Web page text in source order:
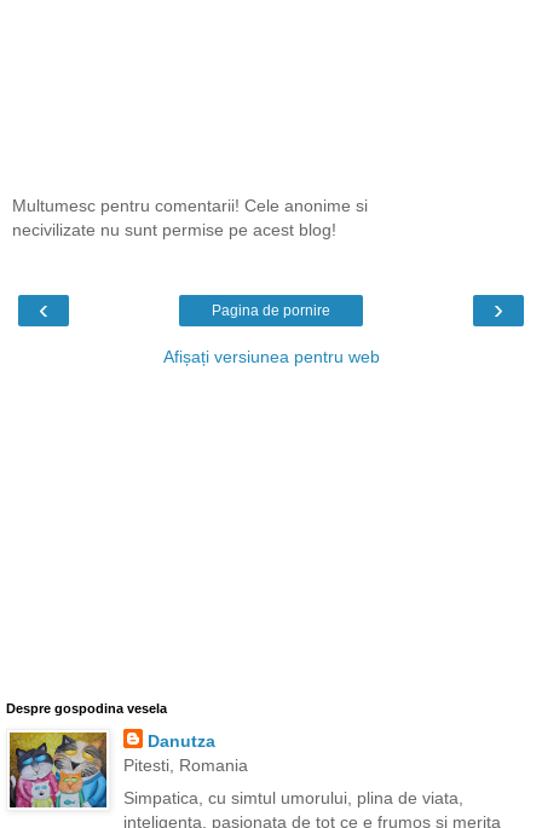
Multumesc pentru comentarii! Cele anonime si
necivilizate nu sunt permise pe acest blog!
‹ ›
Pagina de pornire
Afișați versiunea pentru web
Despre gospodina vesela
Danutza
Pitesti, Romania
Simpatica, cu simtul umorului, plina de viata,
inteligenta, pasionata de tot ce e frumos si merita